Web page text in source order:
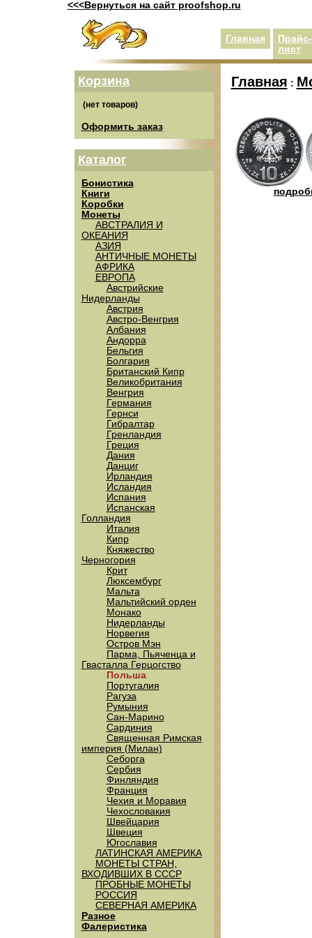
<<<Вернуться на сайт proofshop.ru
Главная
Прайс-
лист
Корзина
Оформить заказ
Каталог
Бонистика
Книги
Коробки
Монеты
АВСТРАЛИЯ И
ОКЕАНИЯ
АЗИЯ
АНТИЧНЫЕ МОНЕТЫ
АФРИКА
ЕВРОПА
Австрийские
Нидерланды
Австрия
Австро-Венгрия
Албания
Андорра
Бельгия
Болгария
Британский Кипр
Великобритания
Венгрия
Германия
Гернси
Гибралтар
Гренландия
Греция
Дания
Данциг
Ирландия
Исландия
Испания
Испанская
Голландия
Италия
Кипр
Княжество
Черногория
Крит
Люксембург
Мальта
Мальтийский орден
Монако
Нидерланды
Норвегия
Остров Мэн
Парма, Пьяченца и
Гвасталла Герцогство
Польша
Португалия
Рагуза
Румыния
Сан-Марино
Сардиния
Священная Римская
империя (Милан)
Себорга
Сербия
Финляндия
Франция
Чехия и Моравия
Чехословакия
Швейцария
Швеция
Югославия
ЛАТИНСКАЯ АМЕРИКА
МОНЕТЫ СТРАН,
ВХОДИВШИХ В СССР
ПРОБНЫЕ МОНЕТЫ
РОССИЯ
СЕВЕРНАЯ АМЕРИКА
Разное
Фалеристика
Главная :